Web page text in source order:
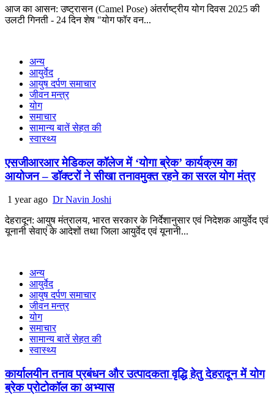
आज का आसन: उष्ट्रासन (Camel Pose) अंतर्राष्ट्रीय योग दिवस 2025 की
उलटी गिनती - 24 दिन शेष "योग फॉर वन...
अन्य
आयुर्वेद
आयुष दर्पण समाचार
जीवन मन्त्र
योग
समाचार
सामान्य बातें सेहत की
स्वास्थ्य
एसजीआरआर मेडिकल कॉलेज में ‘योगा ब्रेक’ कार्यक्रम का
आयोजन – डॉक्टरों ने सीखा तनावमुक्त रहने का सरल योग मंत्र
1 year ago Dr Navin Joshi
देहरादून: आयुष मंत्रालय, भारत सरकार के निर्देशानुसार एवं निदेशक आयुर्वेद एवं
यूनानी सेवाएं के आदेशों तथा जिला आयुर्वेद एवं यूनानी...
अन्य
आयुर्वेद
आयुष दर्पण समाचार
जीवन मन्त्र
योग
समाचार
सामान्य बातें सेहत की
स्वास्थ्य
कार्यालयीन तनाव प्रबंधन और उत्पादकता वृद्धि हेतु देहरादून में योग
ब्रेक प्रोटोकॉल का अभ्यास